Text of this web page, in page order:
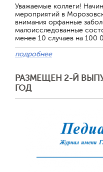
Уважаемые коллеги!
мероприятий в
внимания орфанные
малоисследованные
менее 10 случаев на 100
подробнее
РАЗМЕЩЕН 2-Й
ГОД